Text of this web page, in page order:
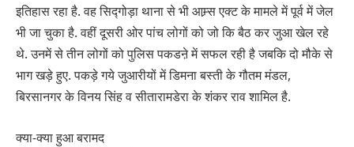
इतिहास रहा है. वह सिद्गोड़ा थाना से भी आम्र्स एक्ट के मामले में पूर्व में जेल
भी जा चुका है. वहीं दूसरी ओर पांच लोगों को जो कि बैठ कर जुआ खेल रहे
थे. उनमें से तीन लोगों को पुलिस पकडऩे में सफल रही है जबकि दो मौके से
भाग खड़े हुए. पकड़े गये जुआरीयों में डिमना बस्ती के गौतम मंडल,
बिरसानगर के विनय सिंह व सीतारामडेरा के शंकर राव शामिल है.
क्या-क्या हुआ बरामद